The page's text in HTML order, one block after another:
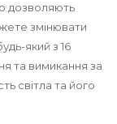
дозволяють
змінювати
який з 16
та вимикання за
світла та його